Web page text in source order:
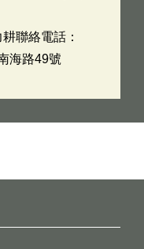
聯絡電話：
海路49號